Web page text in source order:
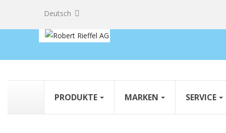
Deutsch
PRODUKTE MARKEN SERVICE